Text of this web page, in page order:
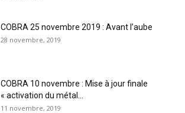
COBRA 25 novembre 2019 : Avant l’aube
28 novembre, 2019
COBRA 10 novembre : Mise à jour finale
« activation du métal...
11 novembre, 2019